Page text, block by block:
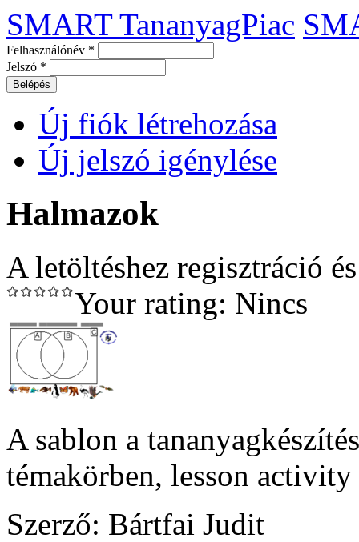
SMART TananyagPiac
Felhasználónév *
Jelszó *
Új fiók létrehozása
Új jelszó igénylése
Halmazok
A letöltéshez regisztráció
Your rating: Nincs
A sablon a
témakörben, lesson
Szerző: Bártfai Judit